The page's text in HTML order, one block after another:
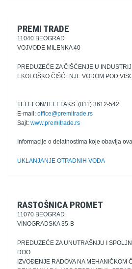
PREMI TRADE
11040 BEOGRAD
VOJVODE MILENKA 40
PREDUZEĆE ZA ČIŠĆENJE U
EKOLOŠKO ČIŠĆENJE VODOM POD
TELEFON/TELEFAKS: (011) 3612-542
E-mail: office@premitrade.rs
Sajt: www.premitrade.rs
Informacije o delatnostima koje obavlja
UKLANJANJE OTPADNIH VODA
RASTOŠNICA PROMET
11070 BEOGRAD
VINOGRADSKA 35-B
PREDUZEĆE ZA UNUTRAŠNJU I
DOO
IZVOĐENJE RADOVA NA MEHANIČKOM